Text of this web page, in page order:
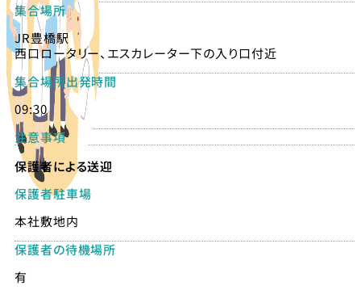
集合場所
JR豊橋駅
西口ロータリー、エスカレーター下の入り口付近
集合場所出発時間
09:30
注意事項
保護者による送迎
保護者駐車場
本社敷地内
保護者の待機場所
有